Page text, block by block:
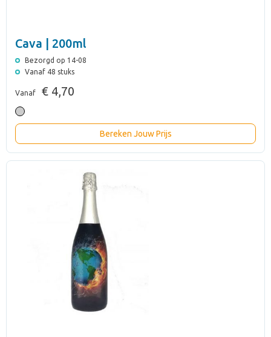
Cava | 200ml
Bezorgd op 14-08
Vanaf 48 stuks
Vanaf € 4,70
Bereken Jouw Prijs